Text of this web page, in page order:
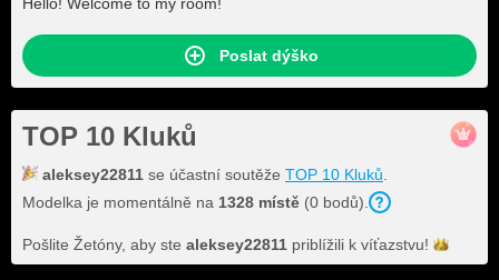
Poslat dýško
TOP 10 Kluků
aleksey22811 se účastní soutěže TOP 10 Kluků
Modelka je momentálně na 1328 místě (0 bodů).
Pošlite Žetóny, aby ste aleksey22811 priblížili k víťazstvu!